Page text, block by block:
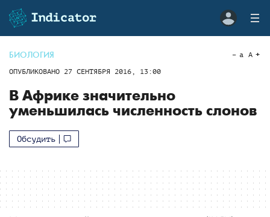
БИОЛОГИЯ
ОПУБЛИКОВАНО 27 СЕНТЯБРЯ 2016, 13:00
a A
В Африке значительно
уменьшилась численность слонов
Обсудить